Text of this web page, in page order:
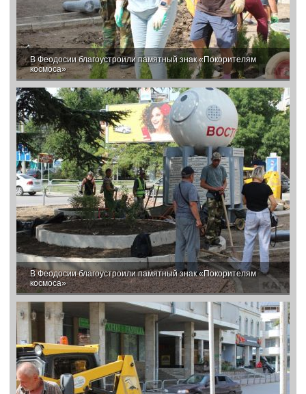
В Феодосии благоустроили памятный знак «Покорителям
космоса»
В Феодосии благоустроили памятный знак «Покорителям
космоса»